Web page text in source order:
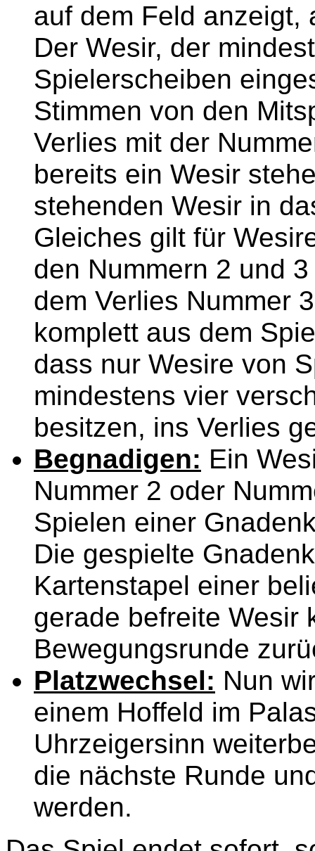
auf dem Feld anzeigt,
Der Wesir, der
Spielerscheiben
Stimmen von den
Verlies mit der
bereits ein Wesir
stehenden Wesir in
Gleiches gilt für
den Nummern 2 und
dem Verlies Nummer
komplett aus dem
dass nur Wesire von
mindestens vier
besitzen, ins Verlies
Begnadigen: Ein
Nummer 2 oder
Spielen einer
Die gespielte
Kartenstapel einer
gerade befreite Wesir
Bewegungsrunde
Platzwechsel: Nun
einem Hoffeld im
Uhrzeigersinn
die nächste Runde
werden.